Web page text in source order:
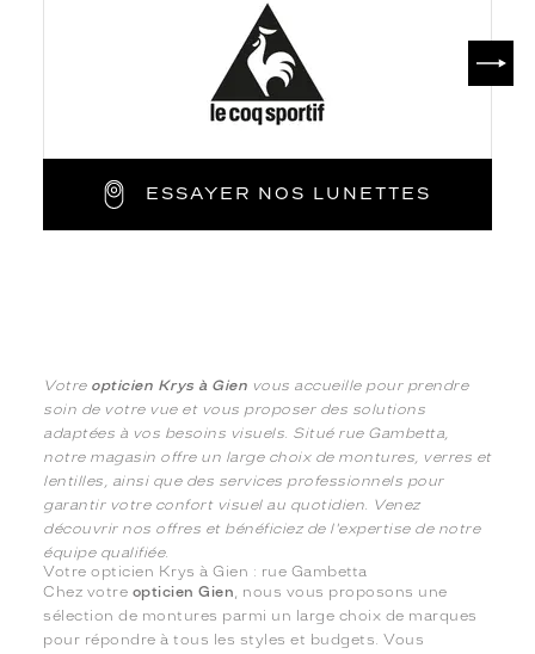
ESSAYER NOS LUNETTES
Votre opticien Krys à Gien vous accueille pour prendre
soin de votre vue et vous proposer des solutions
adaptées à vos besoins visuels. Situé rue Gambetta,
notre magasin offre un large choix de montures, verres et
lentilles, ainsi que des services professionnels pour
garantir votre confort visuel au quotidien. Venez
découvrir nos offres et bénéficiez de l'expertise de notre
équipe qualifiée.
Votre opticien Krys à Gien : rue Gambetta
Chez votre opticien Gien, nous vous proposons une
sélection de montures parmi un large choix de marques
pour répondre à tous les styles et budgets. Vous